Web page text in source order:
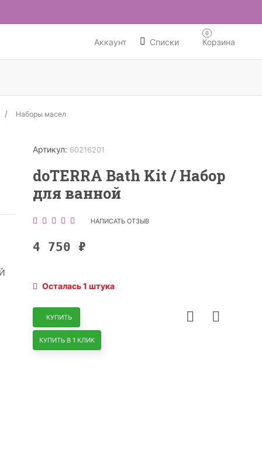
Аккаунт Списки Корзина
0
Наборы масел
Артикул: 60216201
doTERRA Bath Kit / Набор
для ванной
НАПИСАТЬ ОТЗЫВ
4 750 ₽
Осталась 1 штука
КУПИТЬ
КУПИТЬ В 1 КЛИК